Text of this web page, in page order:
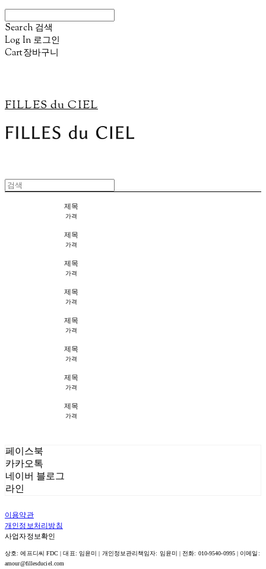
Search 검색
Log In 로그인
Cart장바구니
FILLES du CIEL
제목
가격
제목
가격
제목
가격
제목
가격
제목
가격
제목
가격
제목
가격
제목
가격
페이스북
카카오톡
네이버 블로그
라인
이용약관
개인정보처리방침
사업자정보확인
상호: 에프디씨 FDC | 대표: 임윤미 | 개인정보관리책임자: 임윤미 | 전화: 010-9540-0995 | 이메일:
amour@fillesduciel.com